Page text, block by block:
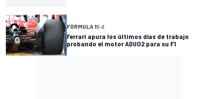
FÓRMULA 15 d
Ferrari apura los últimos días de trabajo
probando el motor ADUO2 para su F1